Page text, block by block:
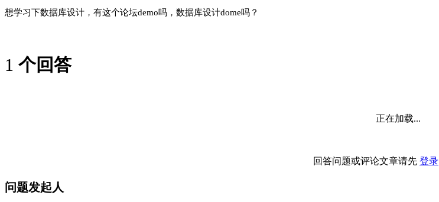
想学习下数据库设计，有这个论坛demo吗，数据库设计dome吗？
1 个回答
正在加载...
回答问题或评论文章请先 登录
问题发起人